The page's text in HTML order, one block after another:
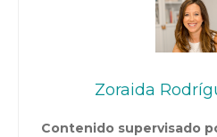
Zoraida
Contenido supervisado